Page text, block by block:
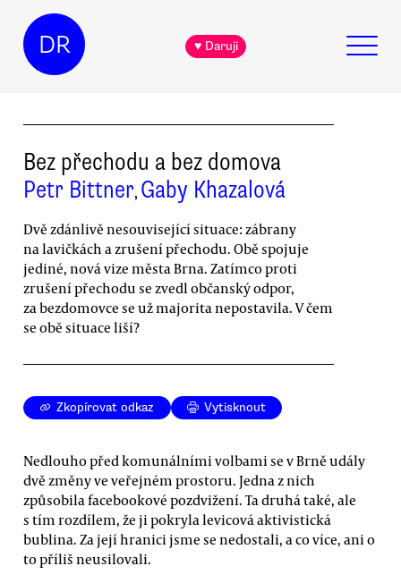
DR ♥ Daruji
Bez přechodu a bez domova
Petr Bittner, Gaby Khazalová
Dvě zdánlivě nesouvisející situace: zábrany
na lavičkách a zrušení přechodu. Obě spojuje
jediné, nová vize města Brna. Zatímco proti
zrušení přechodu se zvedl občanský odpor,
za bezdomovce se už majorita nepostavila. V čem
se obě situace liší?
Zkopírovat odkaz Vytisknout
Nedlouho před komunálními volbami se v Brně udály
dvě změny ve veřejném prostoru. Jedna z nich
způsobila facebookové pozdvižení. Ta druhá také, ale
s tím rozdílem, že ji pokryla levicová aktivistická
bublina. Za její hranici jsme se nedostali, a co více, ani o
to příliš neusilovali.